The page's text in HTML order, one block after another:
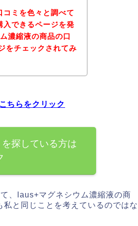
ミを色々と調べて
できるページを発
濃縮液の商品の口
をチェックされてみ
ちらをクリック
探している方は
、laus+マグネシウム濃縮液の商
と同じことを考えているのではな